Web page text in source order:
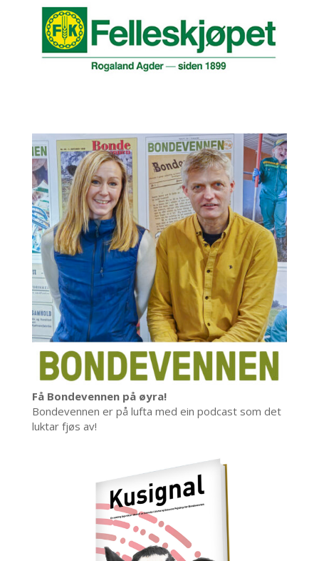
Få Bondevennen på øyra!
Bondevennen er på lufta med ein podcast som det
luktar fjøs av!